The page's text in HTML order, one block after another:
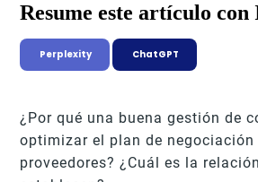
Resume este artículo con
Perplexity ChatGPT
¿Por qué una buena gestión de
optimizar el plan de negociación
proveedores? ¿Cuál es la